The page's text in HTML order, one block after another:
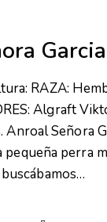
RAZA:
Algraft
Anroal Señora
pequeña perra
buscábamos…